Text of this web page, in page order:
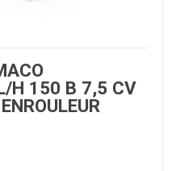
H 150 B 7,5 CV